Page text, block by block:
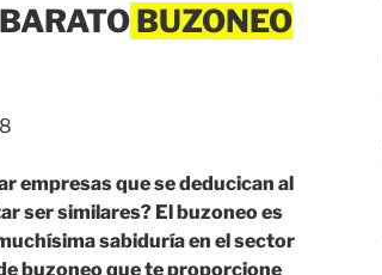
empresas que se deducican al
ser similares? El buzoneo es
sabiduría en el sector
buzoneo que te proporcione